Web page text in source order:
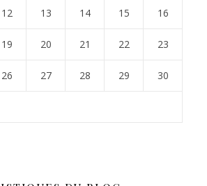
12 13 14 15 16
19 20 21 22 23
26 27 28 29 30